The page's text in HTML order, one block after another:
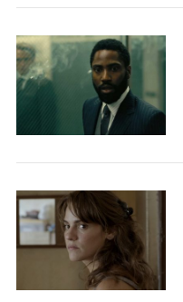
S
e